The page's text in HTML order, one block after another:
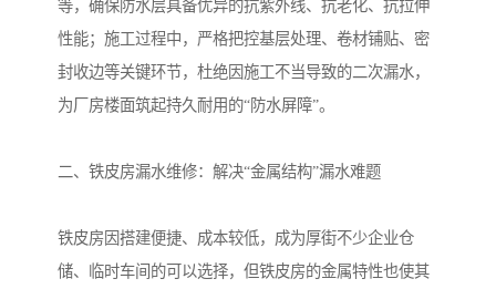
等，确保防水层具备优异的抗紫外线、抗老化、抗拉伸
性能；施工过程中，严格把控基层处理、卷材铺贴、密
封收边等关键环节，杜绝因施工不当导致的二次漏水，
为厂房楼面筑起持久耐用的“防水屏障”。
二、铁皮房漏水维修：解决“金属结构”漏水难题
铁皮房因搭建便捷、成本较低，成为厚街不少企业仓
储、临时车间的可以选择，但铁皮房的金属特性也使其